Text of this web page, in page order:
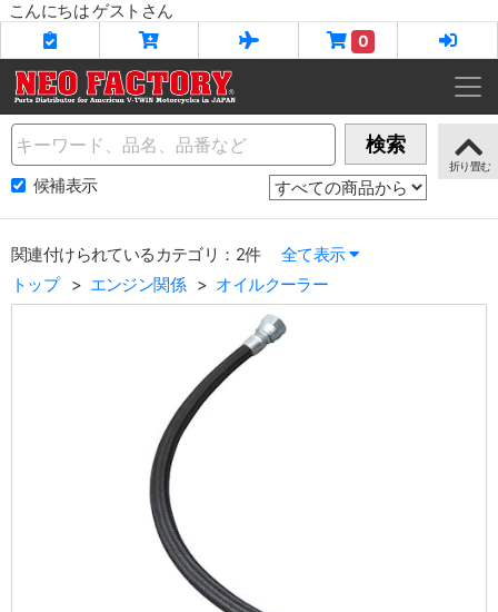
こんにちは ゲストさん
0
Name 検索
候補表示
関連付けられているカテゴリ：2件
全て表示
トップ
エンジン関係 オイルクーラー